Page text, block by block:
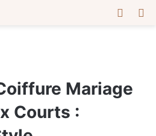
Mariage
Courts :